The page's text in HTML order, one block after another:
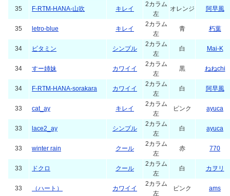
35 F-RTM-HANA-山吹 キレイ
2カラム
左
オレンジ 阿早風
35 letro-blue キレイ
2カラム
左
青 朽葉
34 ビタミン シンプル
2カラム
左
白 Mai-K
34 すー姉妹 カワイイ
2カラム
左
黒 ねねchi
34 F-RTM-HANA-sorakara カワイイ
2カラム
左
白 阿早風
33 cat_ay キレイ
2カラム
左
ピンク ayuca
33 lace2_ay シンプル
2カラム
左
白 ayuca
33 winter rain クール
2カラム
左
赤 770
33 ドクロ クール
2カラム
左
白 カヲリ
33 （ハート） カワイイ
2カラム
左
ピンク ams